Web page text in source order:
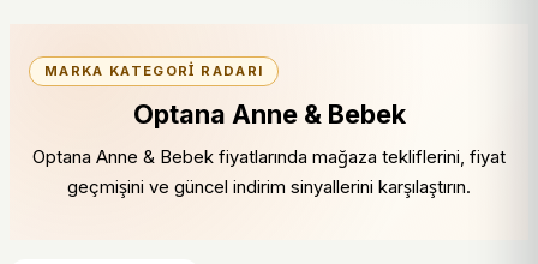
MARKA KATEGORI RADARI
Optana Anne & Bebek
Optana Anne & Bebek fiyatlarında mağaza tekliflerini, fiyat
geçmişini ve güncel indirim sinyallerini karşılaştırın.